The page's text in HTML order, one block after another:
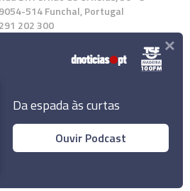
9054-514 Funchal, Portugal
291 202 300
a nossa App
Diário de Notícias, Lda.
direitos reservados.
Da espada às curtas
Ouvir Podcast
×